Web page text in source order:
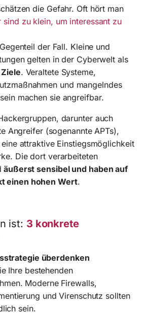
die Gefahr. Oft hört man
sind zu klein, um interessant zu
der Fall. Kleine und
gelten in der Cyberwelt als
. Veraltete Systeme,
und mangelndes
machen sie angreifbar.
darunter auch
Angreifer (sogenannte APTs),
attraktive Einstiegsmöglichkeit
Die dort verarbeiteten
äußerst sensibel und haben auf
einen hohen Wert.
ist: 3 konkrete
überdenken
Ihre bestehenden
Moderne Firewalls,
und Virenschutz sollten
sein.